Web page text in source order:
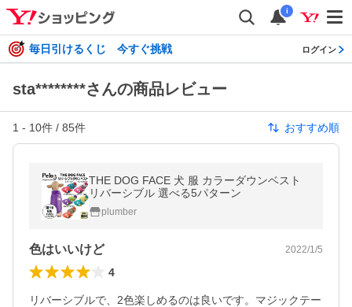
i
毎日引けるくじ 今すぐ挑戦 ログイン
sta********さんの商品レビュー
1 - 10件 / 85件 おすすめ順
THE DOG FACE 犬 服 カラーダウンベスト
リバーシブル 選べる5パターン
plumber
色はいいけど 2022/1/5
4
リバーシブルで、2色楽しめるのは良いです。マジックテー